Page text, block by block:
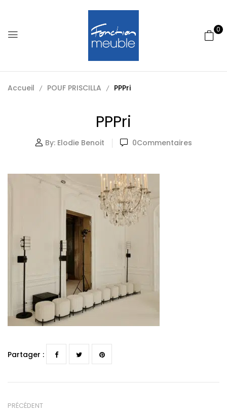
0
Accueil POUF PRISCILLA PPPri
PPPri
By: Elodie Benoit 0Commentaires
Partager :
PRÉCÉDENT